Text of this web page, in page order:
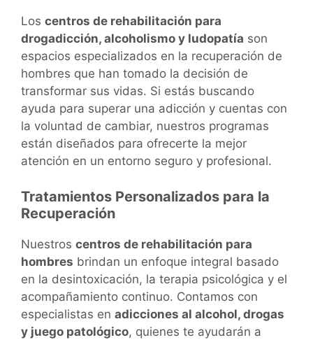
Los centros de rehabilitación para
drogadicción, alcoholismo y ludopatía son
espacios especializados en la recuperación de
hombres que han tomado la decisión de
transformar sus vidas. Si estás buscando
ayuda para superar una adicción y cuentas con
la voluntad de cambiar, nuestros programas
están diseñados para ofrecerte la mejor
atención en un entorno seguro y profesional.
Tratamientos Personalizados para la
Recuperación
Nuestros centros de rehabilitación para
hombres brindan un enfoque integral basado
en la desintoxicación, la terapia psicológica y el
acompañamiento continuo. Contamos con
especialistas en adicciones al alcohol, drogas
y juego patológico, quienes te ayudarán a